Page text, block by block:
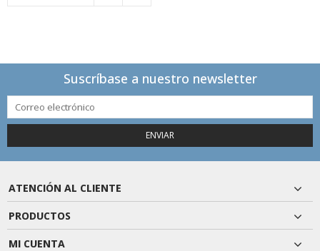
Suscríbase a nuestro newsletter
ENVIAR
ATENCIÓN AL CLIENTE
PRODUCTOS
MI CUENTA